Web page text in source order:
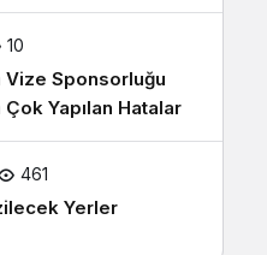
10
Vize Sponsorluğu
Çok Yapılan Hatalar
461
Yerler